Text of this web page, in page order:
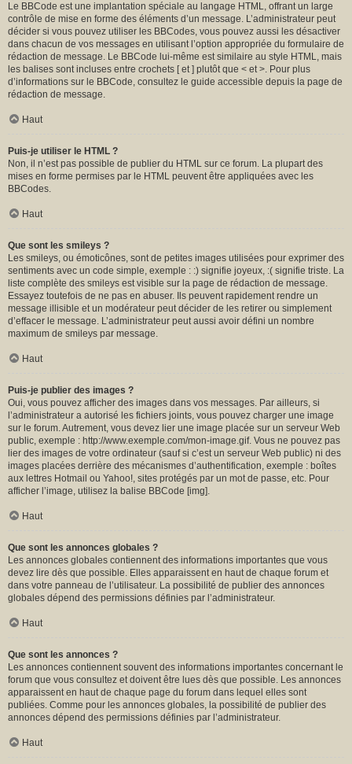
Le BBCode est une implantation spéciale au langage HTML, offrant un large
contrôle de mise en forme des éléments d’un message. L’administrateur peut
décider si vous pouvez utiliser les BBCodes, vous pouvez aussi les désactiver
dans chacun de vos messages en utilisant l’option appropriée du formulaire de
rédaction de message. Le BBCode lui-même est similaire au style HTML, mais
les balises sont incluses entre crochets [ et ] plutôt que < et >. Pour plus
d’informations sur le BBCode, consultez le guide accessible depuis la page de
rédaction de message.
Haut
Puis-je utiliser le HTML ?
Non, il n’est pas possible de publier du HTML sur ce forum. La plupart des
mises en forme permises par le HTML peuvent être appliquées avec les
BBCodes.
Haut
Que sont les smileys ?
Les smileys, ou émoticônes, sont de petites images utilisées pour exprimer des
sentiments avec un code simple, exemple : :) signifie joyeux, :( signifie triste. La
liste complète des smileys est visible sur la page de rédaction de message.
Essayez toutefois de ne pas en abuser. Ils peuvent rapidement rendre un
message illisible et un modérateur peut décider de les retirer ou simplement
d’effacer le message. L’administrateur peut aussi avoir défini un nombre
maximum de smileys par message.
Haut
Puis-je publier des images ?
Oui, vous pouvez afficher des images dans vos messages. Par ailleurs, si
l’administrateur a autorisé les fichiers joints, vous pouvez charger une image
sur le forum. Autrement, vous devez lier une image placée sur un serveur Web
public, exemple : http://www.exemple.com/mon-image.gif. Vous ne pouvez pas
lier des images de votre ordinateur (sauf si c’est un serveur Web public) ni des
images placées derrière des mécanismes d’authentification, exemple : boîtes
aux lettres Hotmail ou Yahoo!, sites protégés par un mot de passe, etc. Pour
afficher l’image, utilisez la balise BBCode [img].
Haut
Que sont les annonces globales ?
Les annonces globales contiennent des informations importantes que vous
devez lire dès que possible. Elles apparaissent en haut de chaque forum et
dans votre panneau de l’utilisateur. La possibilité de publier des annonces
globales dépend des permissions définies par l’administrateur.
Haut
Que sont les annonces ?
Les annonces contiennent souvent des informations importantes concernant le
forum que vous consultez et doivent être lues dès que possible. Les annonces
apparaissent en haut de chaque page du forum dans lequel elles sont
publiées. Comme pour les annonces globales, la possibilité de publier des
annonces dépend des permissions définies par l’administrateur.
Haut